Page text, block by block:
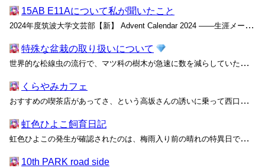
15AB E11Aについて私が聞いたこと
2024年度筑波大学文芸部【新】 Advent Calendar 2024 ――生涯メールアドレスのトラブルについて、もう一つお伝えしなければいけないことがあります。そうです。利用容量超過の件です。さっきあなたは写真のバックアップでドライブを既に100GB以上使っていて、どこに...
特殊な盆栽の取り扱いについて
世界的な松線虫の流行で、マツ科の樹木が急速に数を減らしていた。高砂地区の盆栽協会によれば、地域内の七十パーセントの松柏類が枯れ、残りの三十パーセントのうち半分には生育への影響が出ている。盆栽はこの開発過剰な都市で緑を所有するほぼ唯一の手段だったのもあり、人々は枯れた根張りを見て激...
くらやみカフェ
おすすめの喫茶店があってさ、という高坂さんの誘いに乗って西口から十分ほど歩いていると、飲食店が密集する路地に出た。西口を出て高架をくぐり、左に曲がってから三つ目の交差点で右へ……さらに何度か外せない曲がり角があったがもう忘れてしまった。左右のビルからにょきにょきと生えた色とりどり...
虹色ひよこ飼育日記
虹色ひよこの発生が確認されたのは、梅雨入り前の晴れの特異日である六月一日のことである。これはSNSで初めて虹色ひよこの動画がアップロードされた数日前にあたるが、投稿を元にした学内新聞サークルの取材によって大々的にこの日付が発生日として喧伝されたのだ。今日も昨日も「虹色 ひよこ」あ...
10th PARK road side